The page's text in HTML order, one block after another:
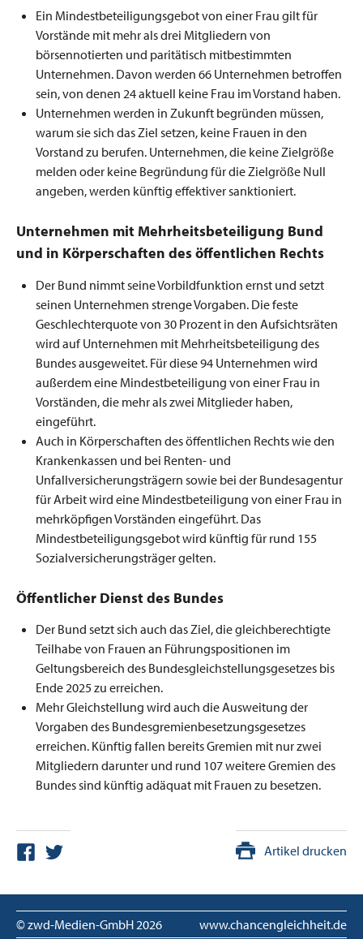
Ein Mindestbeteiligungsgebot von einer Frau gilt für
Vorstände mit mehr als drei Mitgliedern von
börsennotierten und paritätisch mitbestimmten
Unternehmen. Davon werden 66 Unternehmen betroffen
sein, von denen 24 aktuell keine Frau im Vorstand haben.
Unternehmen werden in Zukunft begründen müssen,
warum sie sich das Ziel setzen, keine Frauen in den
Vorstand zu berufen. Unternehmen, die keine Zielgröße
melden oder keine Begründung für die Zielgröße Null
angeben, werden künftig effektiver sanktioniert.
Unternehmen mit Mehrheitsbeteiligung Bund
und in Körperschaften des öffentlichen Rechts
Der Bund nimmt seine Vorbildfunktion ernst und setzt
seinen Unternehmen strenge Vorgaben. Die feste
Geschlechterquote von 30 Prozent in den Aufsichtsräten
wird auf Unternehmen mit Mehrheitsbeteiligung des
Bundes ausgeweitet. Für diese 94 Unternehmen wird
außerdem eine Mindestbeteiligung von einer Frau in
Vorständen, die mehr als zwei Mitglieder haben,
eingeführt.
Auch in Körperschaften des öffentlichen Rechts wie den
Krankenkassen und bei Renten- und
Unfallversicherungsträgern sowie bei der Bundesagentur
für Arbeit wird eine Mindestbeteiligung von einer Frau in
mehrköpfigen Vorständen eingeführt. Das
Mindestbeteiligungsgebot wird künftig für rund 155
Sozialversicherungsträger gelten.
Öffentlicher Dienst des Bundes
Der Bund setzt sich auch das Ziel, die gleichberechtigte
Teilhabe von Frauen an Führungspositionen im
Geltungsbereich des Bundesgleichstellungsgesetzes bis
Ende 2025 zu erreichen.
Mehr Gleichstellung wird auch die Ausweitung der
Vorgaben des Bundesgremienbesetzungsgesetzes
erreichen. Künftig fallen bereits Gremien mit nur zwei
Mitgliedern darunter und rund 107 weitere Gremien des
Bundes sind künftig adäquat mit Frauen zu besetzen.
Artikel drucken
© zwd-Medien-GmbH 2026 www.chancengleichheit.de